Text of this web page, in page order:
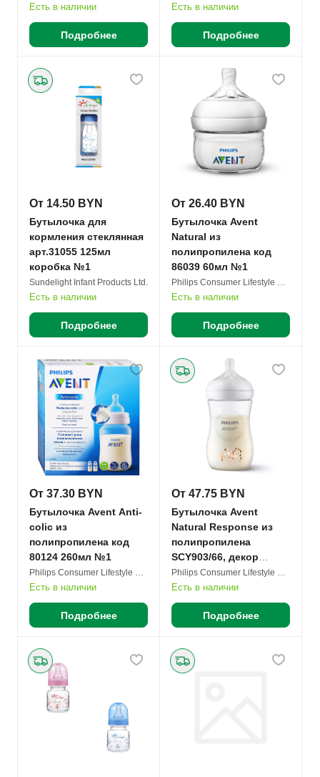
пустышки код
340728651, розовый
набор №1
Есть в наличии
Подробнее
пустышки код
340728652, голубой
набор №1
Есть в наличии
Подробнее
От 14.50 BYN
Бутылочка для
кормления стеклянная
арт.31055 125мл
коробка №1
Sundelight Infant Products Ltd.
Есть в наличии
Подробнее
От 26.40 BYN
Бутылочка Avent
Natural из
полипропилена код
86039 60мл №1
Philips Consumer Lifestyle B.V.
Есть в наличии
Подробнее
От 37.30 BYN
Бутылочка Avent Anti-
colic из
полипропилена код
80124 260мл №1
Philips Consumer Lifestyle B.V.
Есть в наличии
Подробнее
От 47.75 BYN
Бутылочка Avent
Natural Response из
полипропилена
SCY903/66, декор
Жираф, 87206 260мл
№1
Philips Consumer Lifestyle B.V.
Есть в наличии
Подробнее